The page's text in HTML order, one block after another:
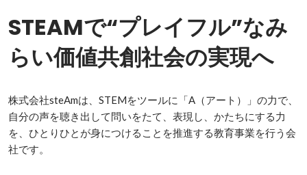
STEAMで“プレイフル”なみ
らい価値共創社会の実現へ
株式会社steAmは、STEMをツールに「A（アート）」の力で、
自分の声を聴き出して問いをたて、表現し、かたちにする力
を、ひとりひとが身につけることを推進する教育事業を行う会
社です。